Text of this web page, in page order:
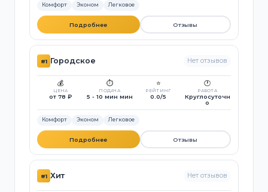
Комфорт Эконом Легковое
Подробнее Отзывы
#1 Городское Нет отзывов
💰
ЦЕНА
от 78 ₽
⏱️
ПОДАЧА
5 - 10 мин мин
⭐
РЕЙТИНГ
0.0/5
🕐
РАБОТА
Круглосуточн
о
Комфорт Эконом Легковое
Подробнее Отзывы
#1 Хит Нет отзывов